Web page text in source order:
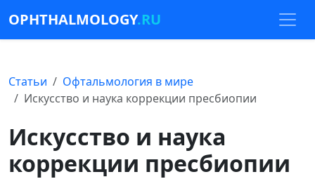
OPHTHALMOLOGY.RU
Статьи
Офтальмология в мире
Искусство и наука коррекции пресбиопии
Искусство и наука
коррекции пресбиопии